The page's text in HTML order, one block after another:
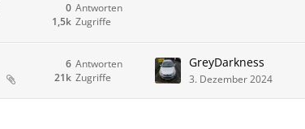
Antworten
0
Zugriffe
1,5k
Antworten
6
Zugriffe
21k
GreyDarkness
3. Dezember 2024